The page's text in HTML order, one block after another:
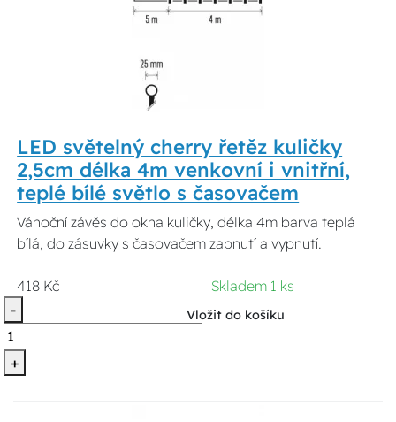
LED světelný cherry řetěz kuličky
2,5cm délka 4m venkovní i vnitřní,
teplé bílé světlo s časovačem
Vánoční závěs do okna kuličky, délka 4m barva teplá
bílá, do zásuvky s časovačem zapnutí a vypnutí.
418 Kč
Skladem 1 ks
-
+
Vložit do košíku